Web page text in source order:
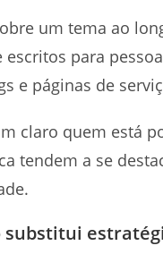
um tema ao
para
e páginas de
claro quem está
tendem a se
substitui